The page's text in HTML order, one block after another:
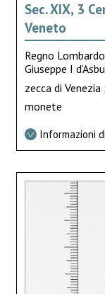
Sec. XIX, 3
Veneto
Regno
Giuseppe I
zecca di
monete
Informazioni